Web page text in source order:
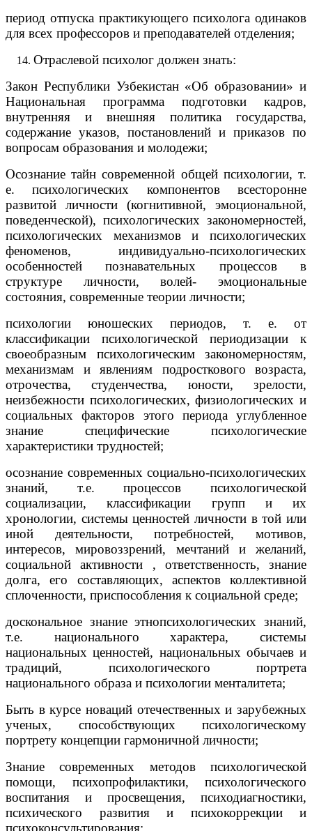
период отпуска практикующего психолога одинаков
для всех профессоров и преподавателей отделения;
Отраслевой психолог должен знать:
Закон Республики Узбекистан «Об образовании» и
Национальная программа подготовки кадров,
внутренняя и внешняя политика государства,
содержание указов, постановлений и приказов по
вопросам образования и молодежи;
Осознание тайн современной общей психологии, т.
е. психологических компонентов всесторонне
развитой личности (когнитивной, эмоциональной,
поведенческой), психологических закономерностей,
психологических механизмов и психологических
феноменов, индивидуально-психологических
особенностей познавательных процессов в
структуре личности, волей- эмоциональные
состояния, современные теории личности;
психологии юношеских периодов, т. е. от
классификации психологической периодизации к
своеобразным психологическим закономерностям,
механизмам и явлениям подросткового возраста,
отрочества, студенчества, юности, зрелости,
неизбежности психологических, физиологических и
социальных факторов этого периода углубленное
знание специфические психологические
характеристики трудностей;
осознание современных социально-психологических
знаний, т.е. процессов психологической
социализации, классификации групп и их
хронологии, системы ценностей личности в той или
иной деятельности, потребностей, мотивов,
интересов, мировоззрений, мечтаний и желаний,
социальной активности , ответственность, знание
долга, его составляющих, аспектов коллективной
сплоченности, приспособления к социальной среде;
доскональное знание этнопсихологических знаний,
т.е. национального характера, системы
национальных ценностей, национальных обычаев и
традиций, психологического портрета
национального образа и психологии менталитета;
Быть в курсе новаций отечественных и зарубежных
ученых, способствующих психологическому
портрету концепции гармоничной личности;
Знание современных методов психологической
помощи, психопрофилактики, психологического
воспитания и просвещения, психодиагностики,
психического развития и психокоррекции и